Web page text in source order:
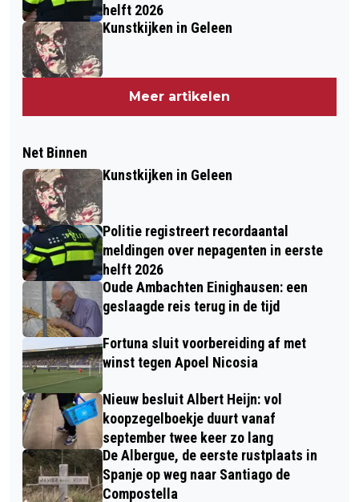
helft 2026
Kunstkijken in Geleen
Meer artikelen
Net Binnen
Kunstkijken in Geleen
Politie registreert recordaantal
meldingen over nepagenten in eerste
helft 2026
Oude Ambachten Einighausen: een
geslaagde reis terug in de tijd
Fortuna sluit voorbereiding af met
winst tegen Apoel Nicosia
Nieuw besluit Albert Heijn: vol
koopzegelboekje duurt vanaf
september twee keer zo lang
De Albergue, de eerste rustplaats in
Spanje op weg naar Santiago de
Compostella